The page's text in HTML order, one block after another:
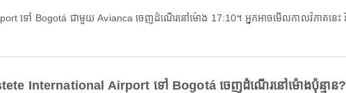
International Airport ទៅ Bogotá ចេញដំណើរនៅម៉ោងប៉ុន្មាន?